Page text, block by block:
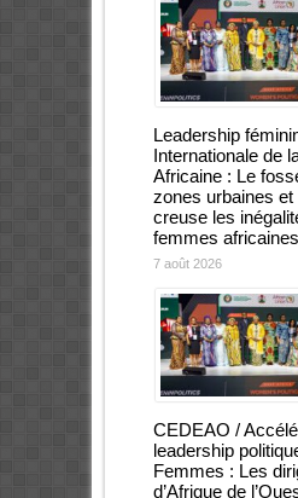
Leadership
Internationale de
Africaine : Le
zones urbaines et
creuse les
femmes africaines
7 août 2026
CEDEAO /
leadership
Femmes : Les
d’Afrique de